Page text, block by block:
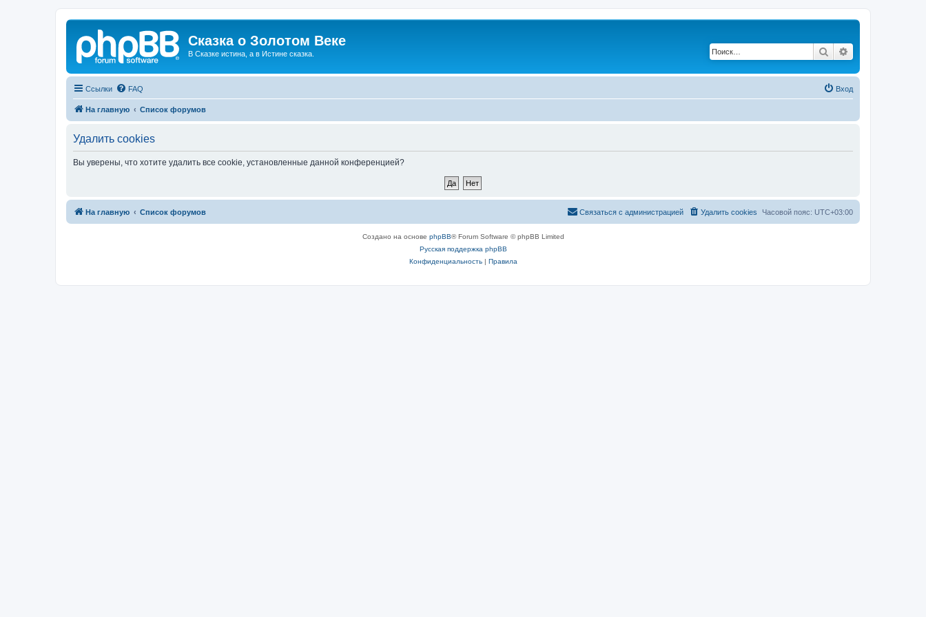
Сказка о Золотом Веке
В Сказке истина, а в Истине сказка. Поиск
Ссылки FAQ Вход
На главную Список форумов
Удалить cookies
Вы уверены, что хотите удалить все cookie, установленные данной конференцией?
На главную Список форумов Часовой пояс: UTC+03:00
Удалить cookies
Связаться с администрацией
Создано на основе phpBB® Forum Software © phpBB Limited
Русская поддержка phpBB
Конфиденциальность| Правила